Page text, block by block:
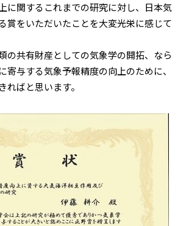
に関するこれまでの研究に対し、日本気
賞をいただいたことを大変光栄に感じて
の共有財産としての気象学の開拓、なら
寄与する気象予報精度の向上のために、
ればと思います。